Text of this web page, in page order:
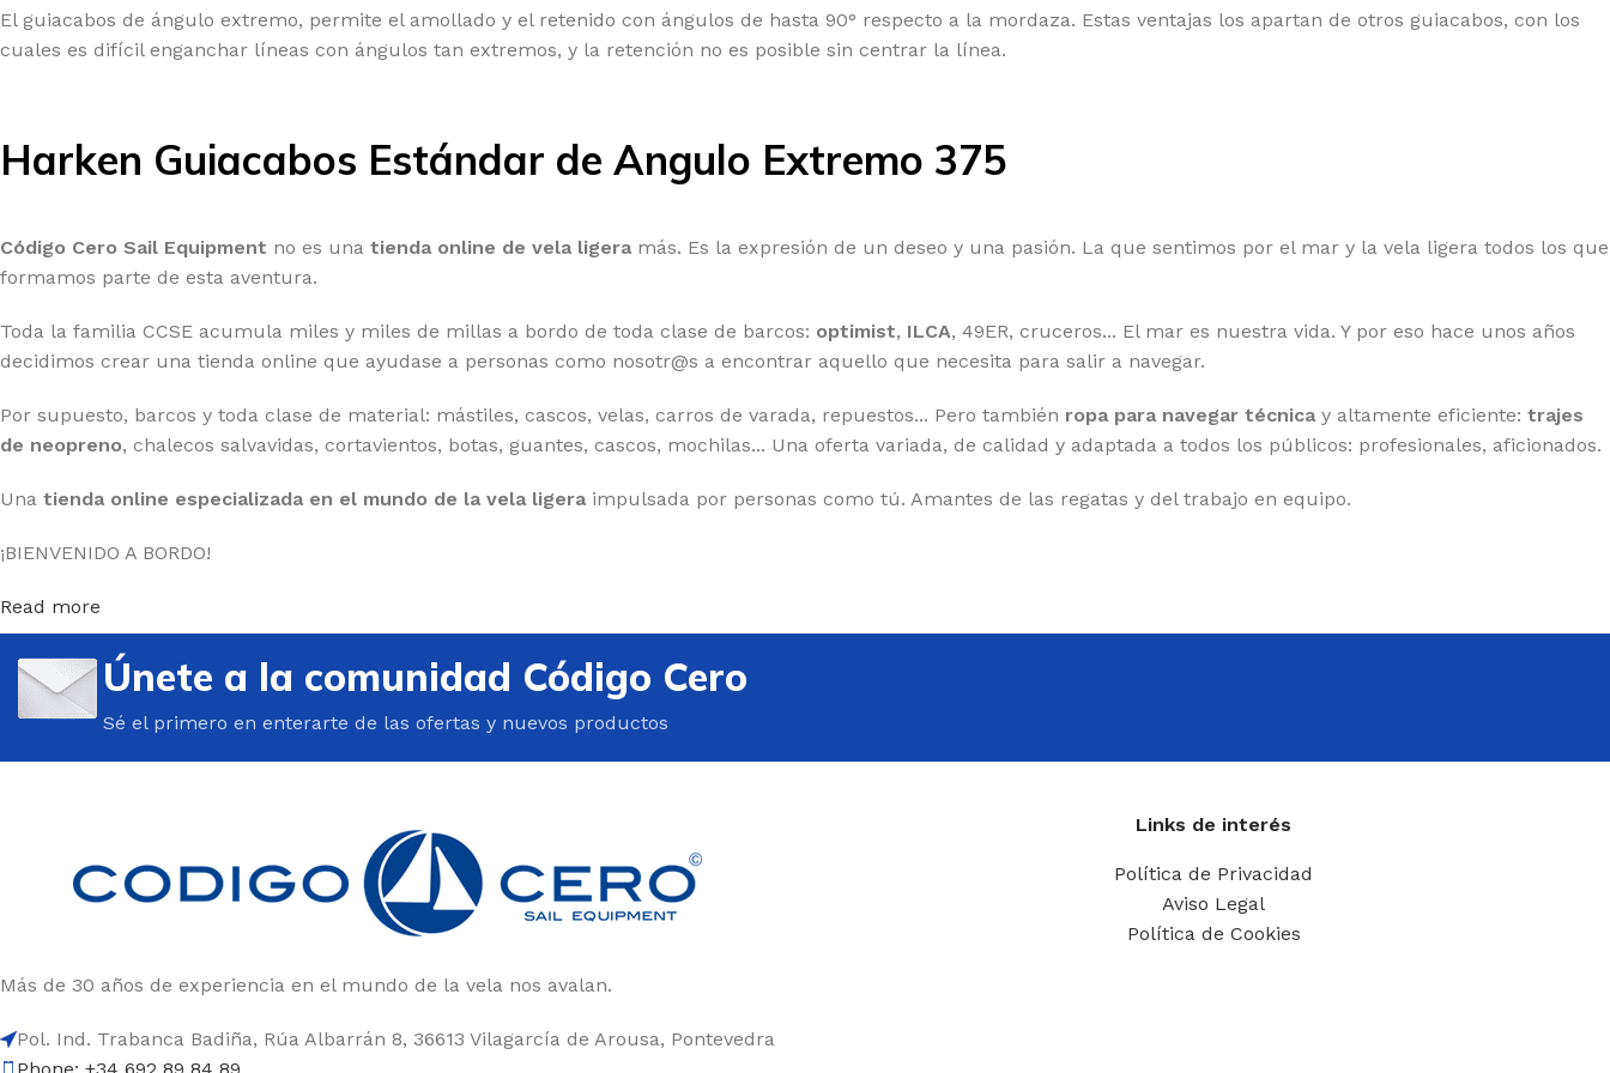
El guiacabos de ángulo extremo, permite el amollado y el retenido con ángulos de hasta 90° respecto a la mordaza. Estas ventajas los apartan de otros guiacabos, con los
cuales es difícil enganchar líneas con ángulos tan extremos, y la retención no es posible sin centrar la línea.
Harken Guiacabos Estándar de Angulo Extremo 375
Código Cero Sail Equipment no es una tienda online de vela ligera más. Es la expresión de un deseo y una pasión. La que sentimos por el mar y la vela ligera todos los que
formamos parte de esta aventura.
Toda la familia CCSE acumula miles y miles de millas a bordo de toda clase de barcos: optimist, ILCA, 49ER, cruceros... El mar es nuestra vida. Y por eso hace unos años
decidimos crear una tienda online que ayudase a personas como nosotr@s a encontrar aquello que necesita para salir a navegar.
Por supuesto, barcos y toda clase de material: mástiles, cascos, velas, carros de varada, repuestos... Pero también ropa para navegar técnica y altamente eficiente: trajes
de neopreno, chalecos salvavidas, cortavientos, botas, guantes, cascos, mochilas... Una oferta variada, de calidad y adaptada a todos los públicos: profesionales, aficionados.
Una tienda online especializada en el mundo de la vela ligera impulsada por personas como tú. Amantes de las regatas y del trabajo en equipo.
¡BIENVENIDO A BORDO!
Read more
Únete a la comunidad Código Cero
Sé el primero en enterarte de las ofertas y nuevos productos
Más de 30 años de experiencia en el mundo de la vela nos avalan.
Pol. Ind. Trabanca Badiña, Rúa Albarrán 8, 36613 Vilagarcía de Arousa, Pontevedra
Links de interés
Política de Privacidad
Aviso Legal
Política de Cookies